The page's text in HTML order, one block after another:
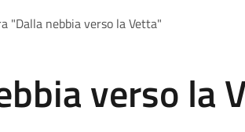
"Dalla nebbia verso la Vetta"
verso la